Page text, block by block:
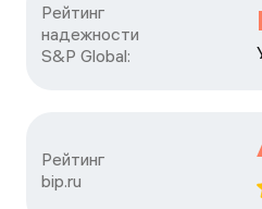
Рейтинг
надежности
S&P Global:
Рейтинг
bip.ru